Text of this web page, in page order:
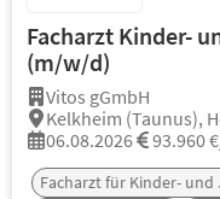
Facharzt Kinder-
(m/w/d)
Vitos gGmbH
Kelkheim (Taunus),
06.08.2026
93.960
Facharzt für Kinder-